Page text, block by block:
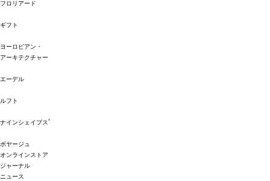
フロリアード
ギフト
ヨーロピアン・
アーキテクチャー
エーデル
ルフト
ナインシェイプス®
ボヤージュ
オンラインストア
ジャーナル
ニュース